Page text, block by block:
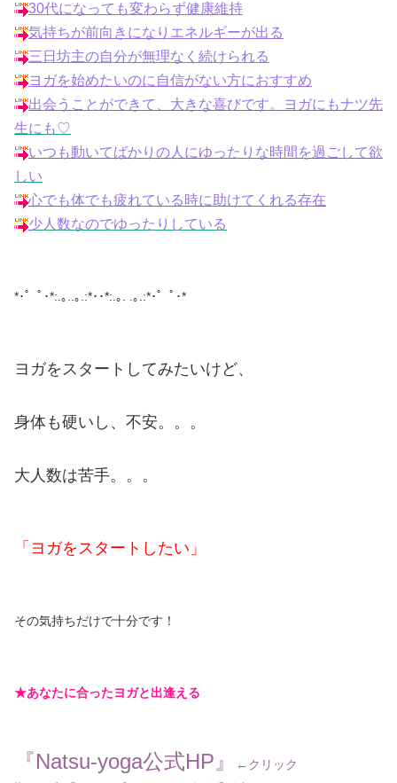
30代になっても変わらず健康維持
気持ちが前向きになりエネルギーが出る
三日坊主の自分が無理なく続けられる
ヨガを始めたいのに自信がない方におすすめ
出会うことができて、大きな喜びです。ヨガにもナツ先
生にも♡
いつも動いてばかりの人にゆったりな時間を過ごして欲
しい
心でも体でも疲れている時に助けてくれる存在
少人数なのでゆったりしている
*･゜ﾟ･*:.｡..｡.:*･･*:.｡. .｡.:*･゜ﾟ･*
ヨガをスタートしてみたいけど、
身体も硬いし、不安。。。
大人数は苦手。。。
「ヨガをスタートしたい」
その気持ちだけで十分です！
★あなたに合ったヨガと出逢える
『Natsu-yoga公式HP』
←クリック